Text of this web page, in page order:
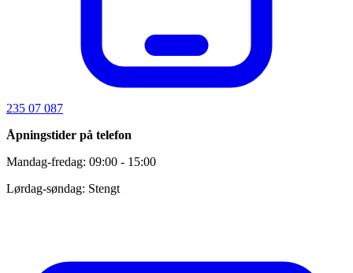
235 07 087
Åpningstider på telefon
Mandag-fredag: 09:00 - 15:00
Lørdag-søndag: Stengt